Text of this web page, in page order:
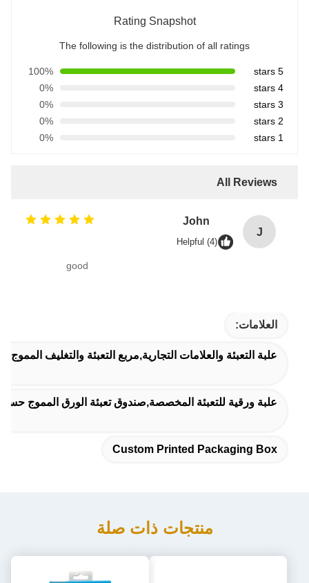
Rating Snapshot
The following is the distribution of all ratings
5 stars
100%
4 stars
0%
3 stars
0%
2 stars
0%
1 stars
0%
All Reviews
J
John
Helpful (4)
good
العلامات:
علبة التعبئة والعلامات التجارية,مربع التعبئة والتغليف
علبة ورقية للتعبئة المخصصة,صندوق تعبئة الورق المموج
Custom Printed Packaging Box
منتجات ذات صلة